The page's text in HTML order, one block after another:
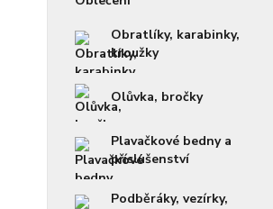
Obratlíky, karabinky,
kroužky
Olůvka, bročky
Plavačkové bedny a
příslušenství
Podběráky, vezírky,